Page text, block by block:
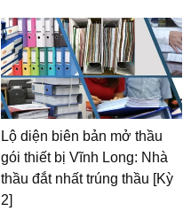
Lộ diện biên bản mở thầu
gói thiết bị Vĩnh Long: Nhà
thầu đắt nhất trúng thầu [Kỳ
2]